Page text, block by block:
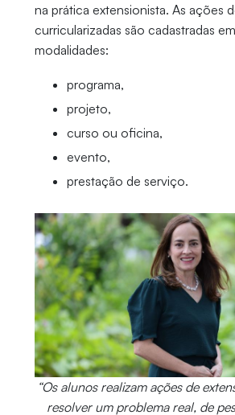
na prática extensionista. As ações
curricularizadas são cadastradas
modalidades:
programa,
projeto,
curso ou oficina,
evento,
prestação de serviço.
“Os alunos realizam ações de
resolver um problema real, de